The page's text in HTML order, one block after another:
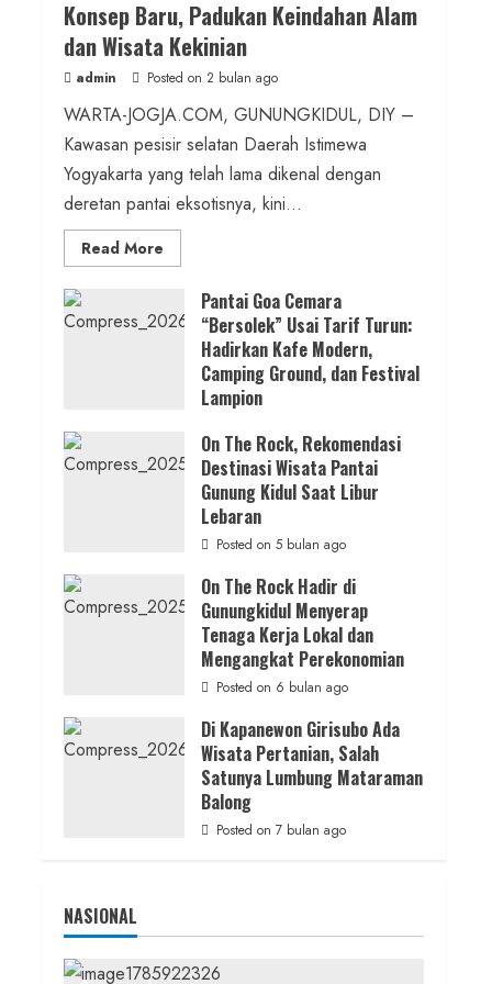
Pengajian Aparat Margosari
admin Posted on 10 jam ago
1 min read
Berita Jateng
Kebakaran Hanguskan Kantin dan
Gudang SD Negeri 1 Jerukan, Polsek
Juwangi Lakukan Olah TKP
Posted on 18 jam ago
Lomba Pengagungan Kalurahan
Balong: Merayakan HUT ke-81 RI
untuk Memperkokoh Persatuan dan
Posted on 18 jam ago
Konsep Baru, Padukan Keindahan Alam
dan Wisata Kekinian
admin Posted on 2 bulan ago
WARTA-JOGJA.COM, GUNUNGKIDUL, DIY –
Kawasan pesisir selatan Daerah Istimewa
Yogyakarta yang telah lama dikenal dengan
deretan pantai eksotisnya, kini...
Read More
more
THE
ROCK
Gunungkidul
Hadirkan
Konsep
Padukan
Wisata
Kekinian
Pantai Goa Cemara
“Bersolek” Usai Tarif Turun:
Hadirkan Kafe Modern,
Camping Ground, dan Festival
Lampion
On The Rock, Rekomendasi
Destinasi Wisata Pantai
Gunung Kidul Saat Libur
Lebaran
Posted on 5 bulan ago
On The Rock Hadir di
Gunungkidul Menyerap
Tenaga Kerja Lokal dan
Mengangkat Perekonomian
Posted on 6 bulan ago
Di Kapanewon Girisubo Ada
Wisata Pertanian, Salah
Satunya Lumbung Mataraman
Balong
Posted on 7 bulan ago
NASIONAL